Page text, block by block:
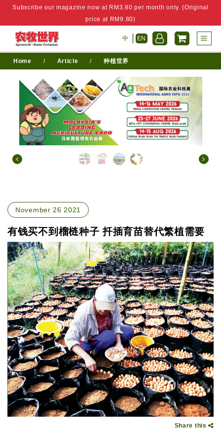
Subscribe our magazine now at RM3.80 per month only. (Original
price at RM9.80)
中 EN
Home / Article / 种植世界
November 26 2021
有钱买不到榴梿种子 扦插育苗替代繁植需要
Share this